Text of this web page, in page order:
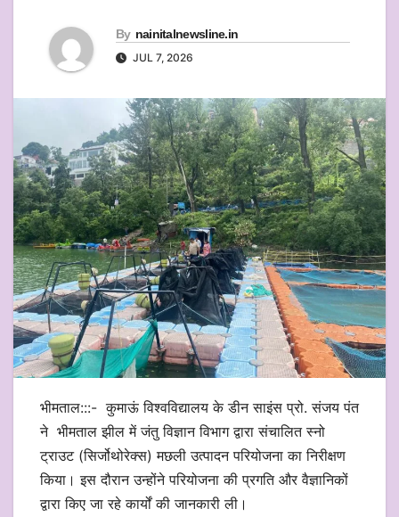
By nainitalnewsline.in
JUL 7, 2026
भीमताल:::- कुमाऊं विश्वविद्यालय के डीन साइंस प्रो. संजय पंत
ने भीमताल झील में जंतु विज्ञान विभाग द्वारा संचालित स्नो
ट्राउट (सिर्जोथोरेक्स) मछली उत्पादन परियोजना का निरीक्षण
किया। इस दौरान उन्होंने परियोजना की प्रगति और वैज्ञानिकों
द्वारा किए जा रहे कार्यों की जानकारी ली।